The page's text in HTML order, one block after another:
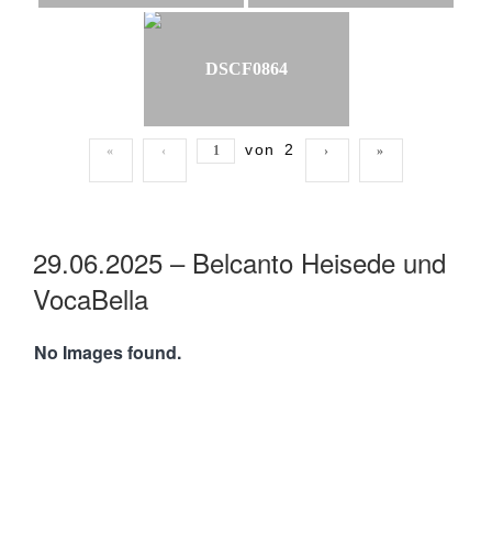
DSCF0864
« ‹ von2 › »
29.06.2025 – Belcanto Heisede und
VocaBella
No Images found.